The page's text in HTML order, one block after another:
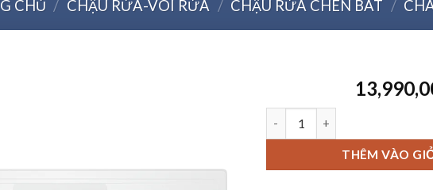
CHỦ / CHẬU RỬA-VÒI RỬA / CHẬU RỬA CHÉN BÁT /
Chậu rửa bát Granite Sink
THÊM VÀO